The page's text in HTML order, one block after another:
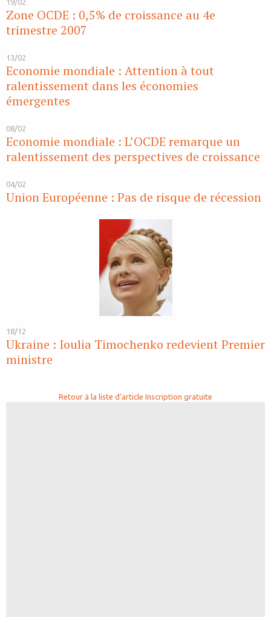
19/02
Zone OCDE : 0,5% de croissance au 4e
trimestre 2007
13/02
Economie mondiale : Attention à tout
ralentissement dans les économies
émergentes
08/02
Economie mondiale : L’OCDE remarque un
ralentissement des perspectives de croissance
04/02
Union Européenne : Pas de risque de récession
18/12
Ukraine : Ioulia Timochenko redevient Premier
ministre
Retour à la liste d'article Inscription gratuite